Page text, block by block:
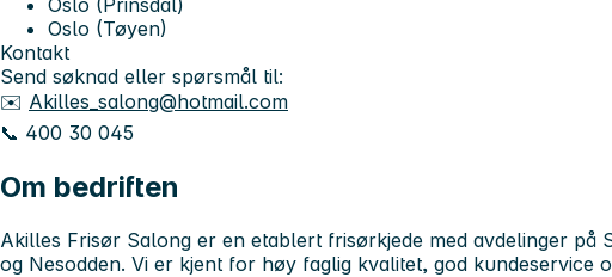
Oslo (Tøyen)
Kontakt
Send søknad eller spørsmål til:
✉️ Akilles_salong@hotmail.com
📞 400 30 045
Om bedriften
Akilles Frisør Salong er en etablert frisørkjede med avdelinger på
og Nesodden. Vi er kjent for høy faglig kvalitet, god kundeservice